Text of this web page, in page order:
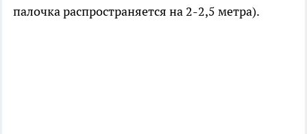
палочка распространяется на 2-2,5 метра).